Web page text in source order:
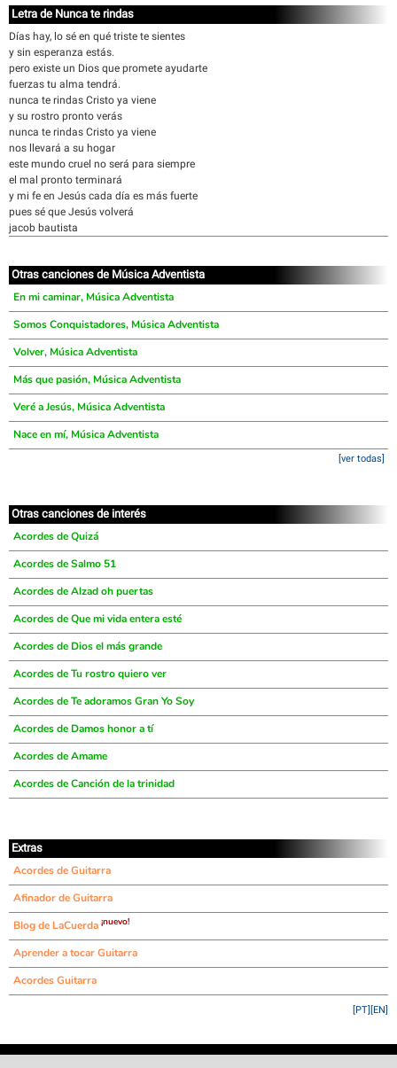
Letra de Nunca te rindas
Días hay, lo sé en qué triste te sientes
y sin esperanza estás.
pero existe un Dios que promete ayudarte
fuerzas tu alma tendrá.
nunca te rindas Cristo ya viene
y su rostro pronto verás
nunca te rindas Cristo ya viene
nos llevará a su hogar
este mundo cruel no será para siempre
el mal pronto terminará
y mi fe en Jesús cada día es más fuerte
pues sé que Jesús volverá
jacob bautista
Otras canciones de Música Adventista
En mi caminar, Música Adventista
Somos Conquistadores, Música Adventista
Volver, Música Adventista
Más que pasión, Música Adventista
Veré a Jesús, Música Adventista
Nace en mí, Música Adventista
[ver todas]
Otras canciones de interés
Acordes de Quizá
Acordes de Salmo 51
Acordes de Alzad oh puertas
Acordes de Que mi vida entera esté
Acordes de Dios el más grande
Acordes de Tu rostro quiero ver
Acordes de Te adoramos Gran Yo Soy
Acordes de Damos honor a tí
Acordes de Amame
Acordes de Canción de la trinidad
Extras
Acordes de Guitarra
Afinador de Guitarra
Blog de LaCuerda ¡nuevo!
Aprender a tocar Guitarra
Acordes Guitarra
[EN]
[PT]